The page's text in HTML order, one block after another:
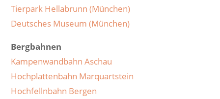
Tierpark Hellabrunn (München)
Deutsches Museum (München)
Bergbahnen
Kampenwandbahn Aschau
Hochplattenbahn Marquartstein
Hochfellnbahn Bergen